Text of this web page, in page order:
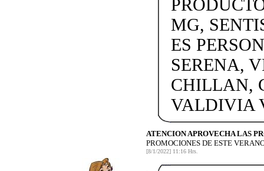
MG,
ES
SERENA,
CHILLAN,
VALDIVIA
ATENCION APROVECHA LAS
PROMOCIONES DE ESTE
[8/1/2022] 11:16 Hrs.